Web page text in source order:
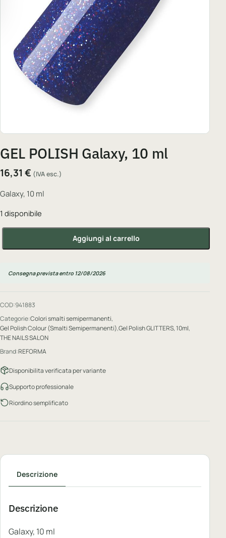
GEL POLISH Galaxy, 10 ml
16,31 € (IVA esc.)
Galaxy, 10 ml
1 disponibile
GEL POLISH Galaxy, 10 ml quantità
Aggiungi al carrello
Consegna prevista entro 12/08/2026
COD:941883
Categorie:Colori smalti semipermanenti,
Gel Polish Colour (Smalti Semipermanenti),Gel Polish GLITTERS, 10ml,
THE NAILS SALON
Brand:REFORMA
Disponibilita verificata per variante
Supporto professionale
Riordino semplificato
Descrizione
Descrizione
Galaxy, 10 ml